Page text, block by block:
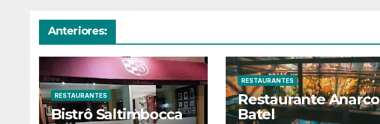
Anteriores:
RESTAURANTES
Bistrô Saltimbocca
RESTAURANTES
Restaurante Anarco
Batel